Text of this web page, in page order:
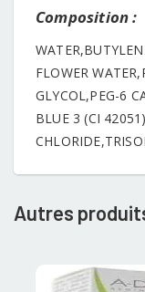
Composition :
FLOWER
GLYCOL,PEG-6
BLUE 3 (CI
Autres